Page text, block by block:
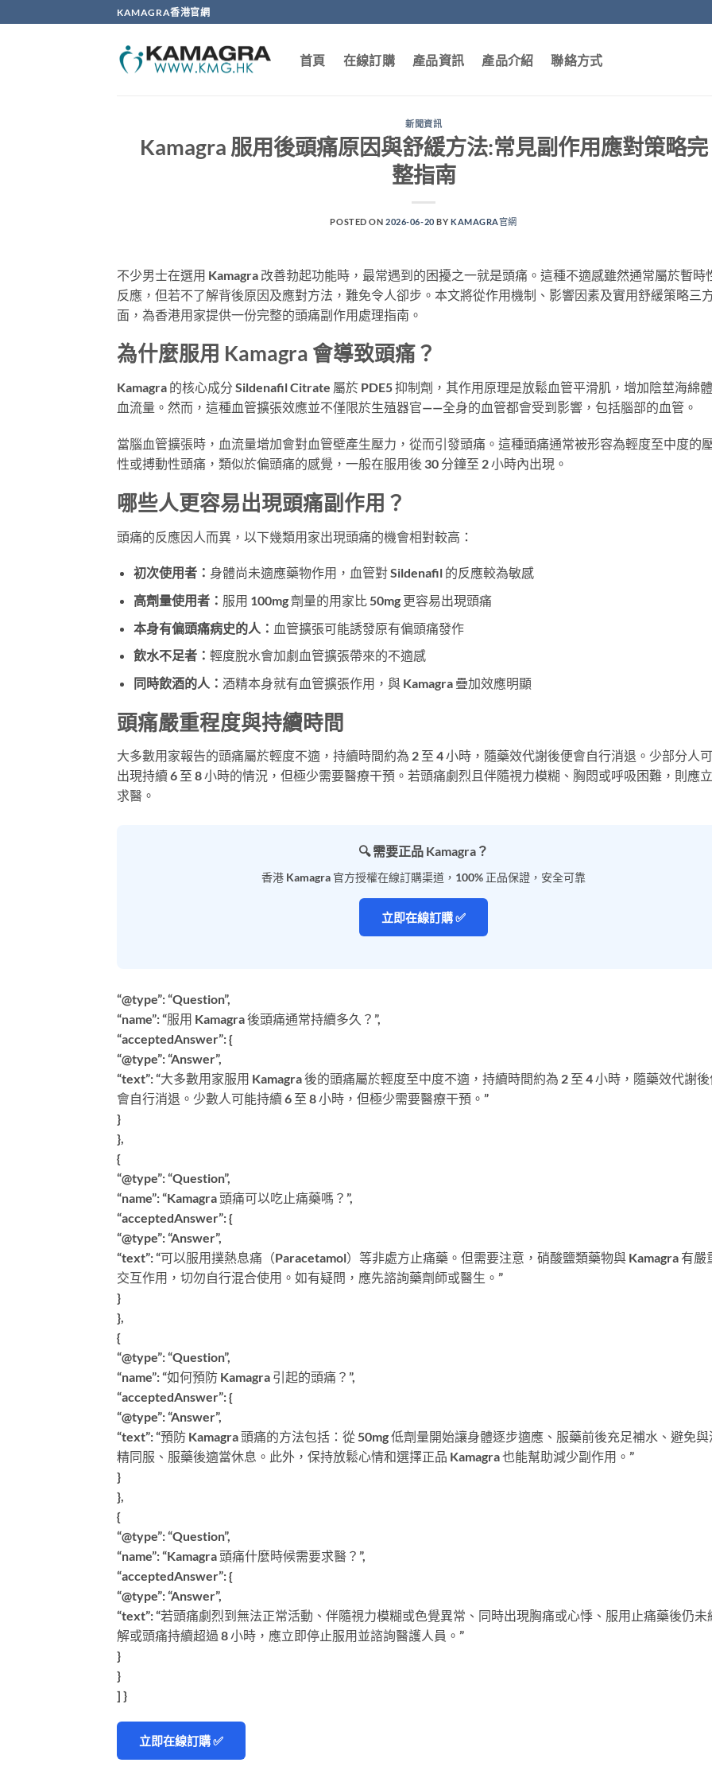
to
KAMAGRA香港官網
首頁 在線訂購 產品資訊 產品介紹 聯絡方式
新聞資訊
Kamagra 服用後頭痛原因與舒緩方法:常見副作用應對策略完
整指南
POSTED ON2026-06-20 BY KAMAGRA官網
不少男士在選用 Kamagra 改善勃起功能時，最常遇到的困擾之一就是頭痛。這種不適感雖然通常屬於暫時
反應，但若不了解背後原因及應對方法，難免令人卻步。本文將從作用機制、影響因素及實用舒緩策略三
面，為香港用家提供一份完整的頭痛副作用處理指南。
為什麼服用 Kamagra 會導致頭痛？
Kamagra 的核心成分 Sildenafil Citrate 屬於 PDE5 抑制劑，其作用原理是放鬆血管平滑肌，增加陰莖海綿
血流量。然而，這種血管擴張效應並不僅限於生殖器官——全身的血管都會受到影響，包括腦部的血管。
當腦血管擴張時，血流量增加會對血管壁產生壓力，從而引發頭痛。這種頭痛通常被形容為輕度至中度的
性或搏動性頭痛，類似於偏頭痛的感覺，一般在服用後 30 分鐘至 2 小時內出現。
哪些人更容易出現頭痛副作用？
頭痛的反應因人而異，以下幾類用家出現頭痛的機會相對較高：
初次使用者： 身體尚未適應藥物作用，血管對 Sildenafil 的反應較為敏感
高劑量使用者： 服用 100mg 劑量的用家比 50mg 更容易出現頭痛
本身有偏頭痛病史的人： 血管擴張可能誘發原有偏頭痛發作
飲水不足者： 輕度脫水會加劇血管擴張帶來的不適感
同時飲酒的人： 酒精本身就有血管擴張作用，與 Kamagra 疊加效應明顯
頭痛嚴重程度與持續時間
大多數用家報告的頭痛屬於輕度不適，持續時間約為 2 至 4 小時，隨藥效代謝後便會自行消退。少部分人
出現持續 6 至 8 小時的情況，但極少需要醫療干預。若頭痛劇烈且伴隨視力模糊、胸悶或呼吸困難，則應
求醫。
🔍 需要正品 Kamagra？
香港 Kamagra 官方授權在線訂購渠道，100% 正品保證，安全可靠
立即在線訂購 ✅
“@type”: “Question”,
“name”: “服用 Kamagra 後頭痛通常持續多久？”,
“acceptedAnswer”: {
“@type”: “Answer”,
“text”: “大多數用家服用 Kamagra 後的頭痛屬於輕度至中度不適，持續時間約為 2 至 4 小時，隨藥效代謝
會自行消退。少數人可能持續 6 至 8 小時，但極少需要醫療干預。”
}
},
{
“@type”: “Question”,
“name”: “Kamagra 頭痛可以吃止痛藥嗎？”,
“acceptedAnswer”: {
“@type”: “Answer”,
“text”: “可以服用撲熱息痛（Paracetamol）等非處方止痛藥。但需要注意，硝酸鹽類藥物與 Kamagra 有嚴
交互作用，切勿自行混合使用。如有疑問，應先諮詢藥劑師或醫生。”
}
},
{
“@type”: “Question”,
“name”: “如何預防 Kamagra 引起的頭痛？”,
“acceptedAnswer”: {
“@type”: “Answer”,
“text”: “預防 Kamagra 頭痛的方法包括：從 50mg 低劑量開始讓身體逐步適應、服藥前後充足補水、避免與
精同服、服藥後適當休息。此外，保持放鬆心情和選擇正品 Kamagra 也能幫助減少副作用。”
}
},
{
“@type”: “Question”,
“name”: “Kamagra 頭痛什麼時候需要求醫？”,
“acceptedAnswer”: {
“@type”: “Answer”,
“text”: “若頭痛劇烈到無法正常活動、伴隨視力模糊或色覺異常、同時出現胸痛或心悸、服用止痛藥後仍未
解或頭痛持續超過 8 小時，應立即停止服用並諮詢醫護人員。”
}
}
] }
立即在線訂購 ✅